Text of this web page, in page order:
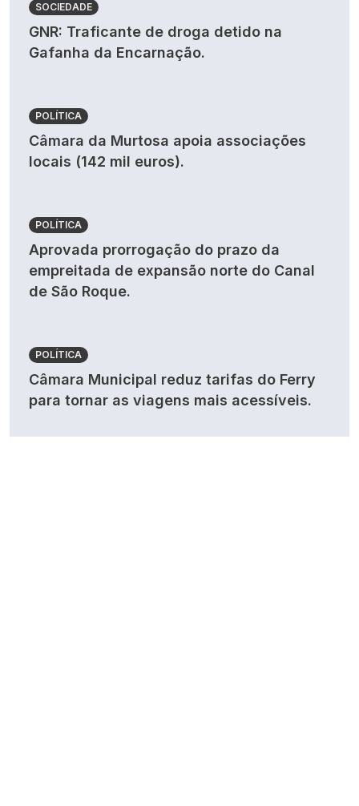
SOCIEDADE
GNR: Traficante de droga detido na
Gafanha da Encarnação.
POLÍTICA
Câmara da Murtosa apoia associações
locais (142 mil euros).
POLÍTICA
Aprovada prorrogação do prazo da
empreitada de expansão norte do Canal
de São Roque.
POLÍTICA
Câmara Municipal reduz tarifas do Ferry
para tornar as viagens mais acessíveis.